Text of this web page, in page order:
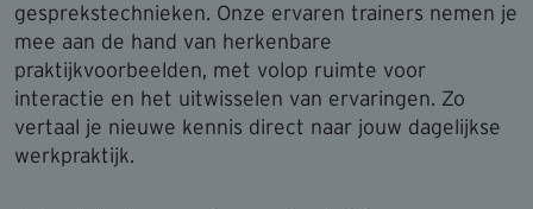
gesprekstechnieken. Onze ervaren trainers nemen je
mee aan de hand van herkenbare
praktijkvoorbeelden, met volop ruimte voor
interactie en het uitwisselen van ervaringen. Zo
vertaal je nieuwe kennis direct naar jouw dagelijkse
werkpraktijk.